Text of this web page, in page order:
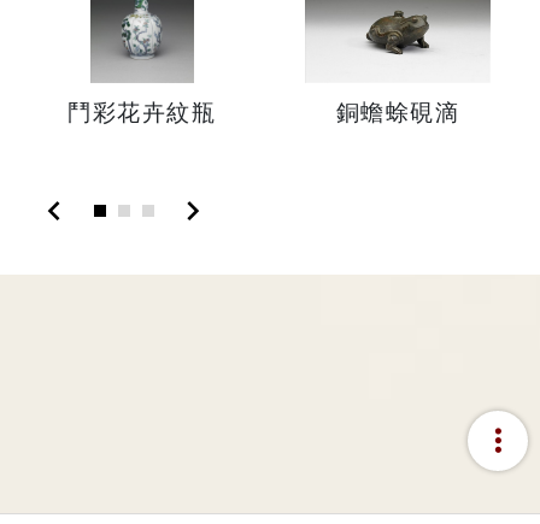
鬥彩花卉紋瓶 銅蟾蜍硯滴
chevron_left chevron_right
more_vert